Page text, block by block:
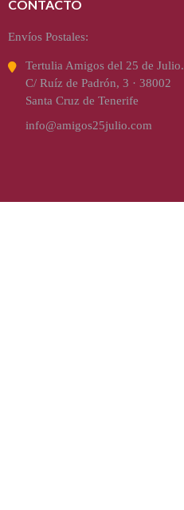
CONTACTO
Envíos Postales:
Tertulia Amigos del 25 de Julio.
C/ Ruíz de Padrón, 3 · 38002
Santa Cruz de Tenerife
info@amigos25julio.com